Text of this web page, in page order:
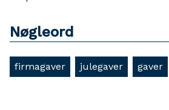
Nøgleord
firmagaver julegaver gaver